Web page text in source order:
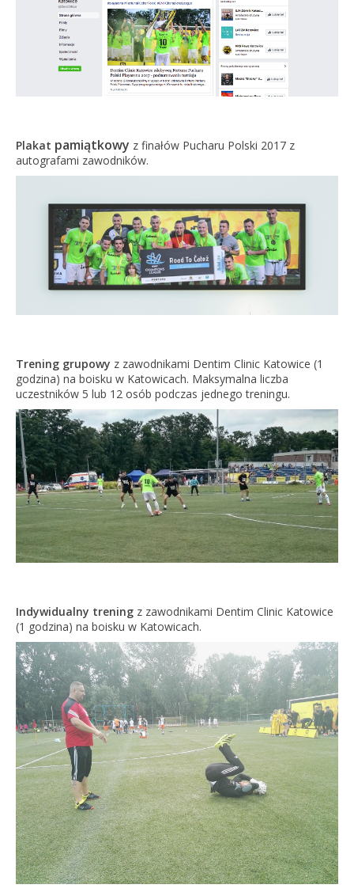
Plakat pamiątkowy z finałów Pucharu Polski 2017 z
autografami zawodników.
Trening grupowy z zawodnikami Dentim Clinic Katowice (1
godzina) na boisku w Katowicach. Maksymalna liczba
uczestników 5 lub 12 osób podczas jednego treningu.
Indywidualny treningz zawodnikami Dentim Clinic Katowice
(1 godzina) na boisku w Katowicach.